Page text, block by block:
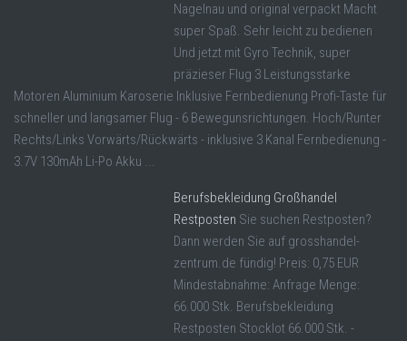
Nagelnau und original verpackt Macht
super Spaß. Sehr leicht zu bedienen
Und jetzt mit Gyro Technik, super
präzieser Flug 3 Leistungsstarke
Motoren Aluminium Karoserie Inklusive Fernbedienung Profi-Taste für
schneller und langsamer Flug - 6 Bewegunsrichtungen. Hoch/Runter
Rechts/Links Vorwärts/Rückwärts - inklusive 3 Kanal Fernbedienung -
3.7V 130mAh Li-Po Akku ...
Berufsbekleidung Großhandel
Restposten Sie suchen Restposten?
Dann werden Sie auf grosshandel-
zentrum.de fündig! Preis: 0,75 EUR
Mindestabnahme: Anfrage Menge:
66.000 Stk. Berufsbekleidung
Restposten Stocklot 66.000 Stk. -